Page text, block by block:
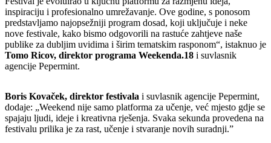
inspiraciju i profesionalno umrežavanje. Ove godine, s ponosom
predstavljamo najopsežniji program dosad, koji uključuje i neke
nove festivale, kako bismo odgovorili na rastuće zahtjeve naše
publike za dubljim uvidima i širim tematskim rasponom“, istaknuo je
Tomo Ricov, direktor programa Weekenda.18 i suvlasnik
agencije Pepermint.
Boris Kovaček, direktor festivala i suvlasnik agencije Pepermint,
dodaje: „Weekend nije samo platforma za učenje, već mjesto gdje se
spajaju ljudi, ideje i kreativna rješenja. Svaka sekunda provedena na
festivalu prilika je za rast, učenje i stvaranje novih suradnji.”